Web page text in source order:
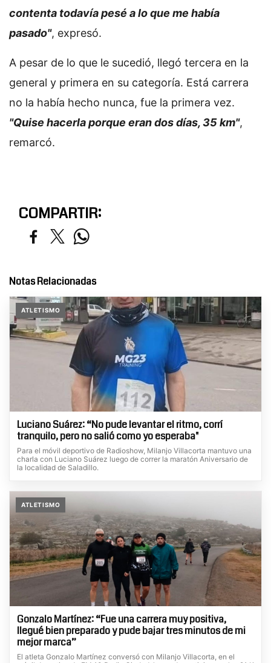
contenta todavía pesé a lo que me había
pasado", expresó.
A pesar de lo que le sucedió, llegó tercera en la
general y primera en su categoría. Está carrera
no la había hecho nunca, fue la primera vez.
"Quise hacerla porque eran dos días, 35 km",
remarcó.
COMPARTIR:
Notas Relacionadas
ATLETISMO
Luciano Suárez: “No pude levantar el ritmo, corrí
tranquilo, pero no salió como yo esperaba"
Para el móvil deportivo de Radioshow, Milanjo Villacorta mantuvo una
charla con Luciano Suárez luego de correr la maratón Aniversario de
la localidad de Saladillo.
ATLETISMO
Gonzalo Martínez: “Fue una carrera muy positiva,
llegué bien preparado y pude bajar tres minutos de mi
mejor marca”
El atleta Gonzalo Martínez conversó con Milanjo Villacorta, en el